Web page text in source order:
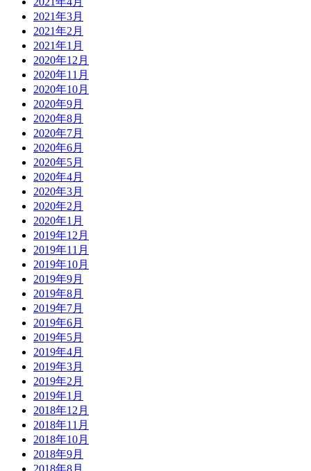
2021年3月
2021年2月
2021年1月
2020年12月
2020年11月
2020年10月
2020年9月
2020年8月
2020年7月
2020年6月
2020年5月
2020年4月
2020年3月
2020年2月
2020年1月
2019年12月
2019年11月
2019年10月
2019年9月
2019年8月
2019年7月
2019年6月
2019年5月
2019年4月
2019年3月
2019年2月
2019年1月
2018年12月
2018年11月
2018年10月
2018年9月